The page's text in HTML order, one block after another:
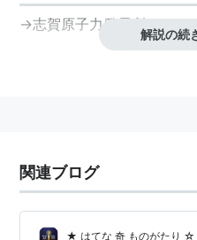
→志賀原子力発電所
解説の続
関連ブログ
★ はてな 奇 ものがたり ☆